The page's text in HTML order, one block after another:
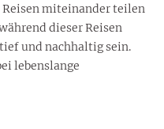
miteinander teilen
dieser Reisen
und nachhaltig sein.
lebenslange